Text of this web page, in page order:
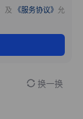
及 《服务协议》 允
换一换